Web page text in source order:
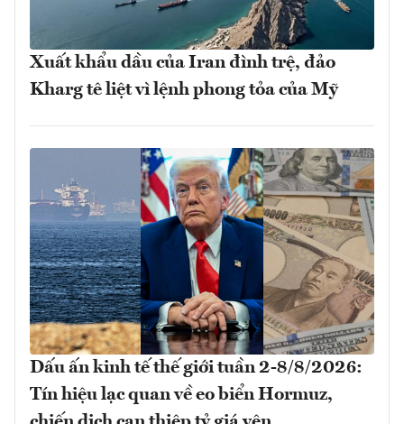
Xuất khẩu dầu của Iran đình trệ, đảo
Kharg tê liệt vì lệnh phong tỏa của Mỹ
Dấu ấn kinh tế thế giới tuần 2-8/8/2026:
Tín hiệu lạc quan về eo biển Hormuz,